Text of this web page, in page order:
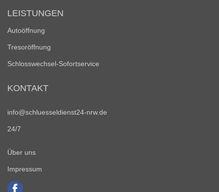
LEISTUNGEN
Autoöffnung
Tresoröffnung
Schlosswechsel-Sofortservice
KONTAKT
info@schluesseldienst24-nrw.de
24/7
Über uns
Impressum